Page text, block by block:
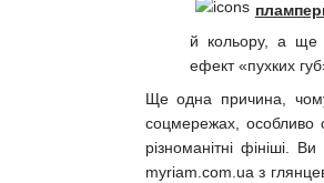
й кольору, а ще
ефект «пухких
Ще одна причина,
соцмережах, особливо
різноманітні фініші.
myriam.com.ua з